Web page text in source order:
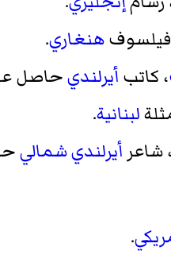
فيلسوفهنغاري.
، كاتب أيرلنديحاصل
لبنانية.
، شاعر أيرلندي شمالي
.